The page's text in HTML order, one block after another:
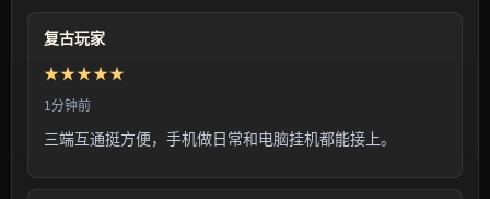
复古玩家
★★★★★
1分钟前
三端互通挺方便，手机做日常和电脑挂机都能接上。